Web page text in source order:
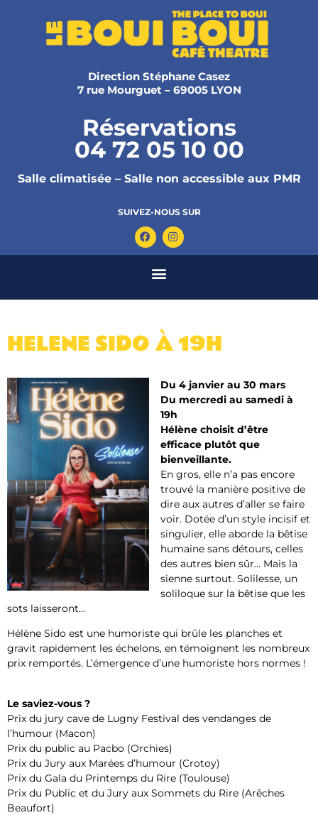
Direction Stéphane Casez
7 rue Mourguet – 69005 LYON
Réservations
04 72 05 10 00
Salle climatisée – Salle non accessible aux PMR
SUIVEZ-NOUS SUR
HELENE SIDO À 19H
Du 4 janvier au 30 mars
Du mercredi au samedi à
19h
Hélène choisit d’être
efficace plutôt que
bienveillante.
En gros, elle n’a pas encore
trouvé la manière positive de
dire aux autres d’aller se faire
voir. Dotée d’un style incisif et
singulier, elle aborde la bêtise
humaine sans détours, celles
des autres bien sûr… Mais la
sienne surtout. Solilesse, un
soliloque sur la bêtise que les
sots laisseront…
Hélène Sido est une humoriste qui brûle les planches et
gravit rapidement les échelons, en témoignent les nombreux
prix remportés. L’émergence d’une humoriste hors normes !
Le saviez-vous ?
Prix du jury cave de Lugny Festival des vendanges de
l’humour (Macon)
Prix du public au Pacbo (Orchies)
Prix du Jury aux Marées d’humour (Crotoy)
Prix du Gala du Printemps du Rire (Toulouse)
Prix du Public et du Jury aux Sommets du Rire (Arêches
Beaufort)